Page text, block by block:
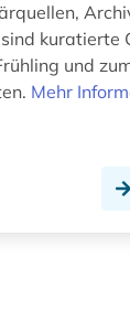
kuratierte
und
Mehr